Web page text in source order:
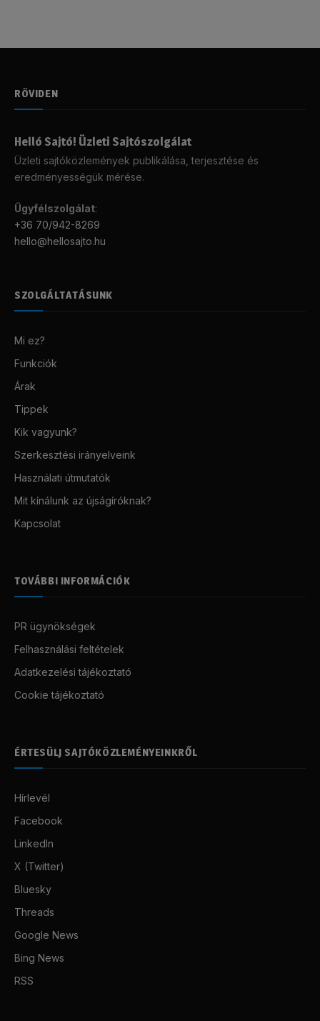
RÖVIDEN
Helló Sajtó! Üzleti Sajtószolgálat
Üzleti sajtóközlemények publikálása, terjesztése és
eredményességük mérése.
Ügyfélszolgálat:
+36 70/942-8269
hello@hellosajto.hu
SZOLGÁLTATÁSUNK
Mi ez?
Funkciók
Árak
Tippek
Kik vagyunk?
Szerkesztési irányelveink
Használati útmutatók
Mit kínálunk az újságíróknak?
Kapcsolat
TOVÁBBI INFORMÁCIÓK
PR ügynökségek
Felhasználási feltételek
Adatkezelési tájékoztató
Cookie tájékoztató
ÉRTESÜLJ SAJTÓKÖZLEMÉNYEINKRŐL
Hírlevél
Facebook
LinkedIn
X (Twitter)
Bluesky
Threads
Google News
Bing News
RSS